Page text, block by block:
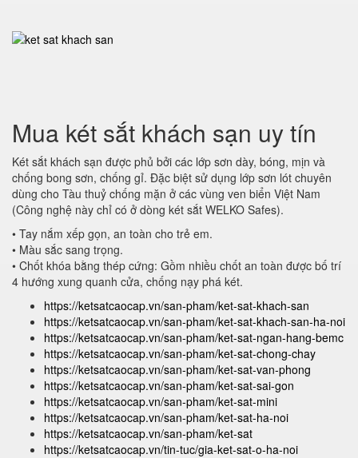
Mua két sắt khách sạn uy tín
Két sắt khách sạn được phủ bởi các lớp sơn dày, bóng, mịn và
chống bong sơn, chống gỉ. Đặc biệt sử dụng lớp sơn lót chuyên
dùng cho Tàu thuỷ chống mặn ở các vùng ven biển Việt Nam
(Công nghệ này chỉ có ở dòng két sắt WELKO Safes).
• Tay nắm xếp gọn, an toàn cho trẻ em.
• Màu sắc sang trọng.
• Chốt khóa bằng thép cứng: Gồm nhiều chốt an toàn được bố trí
4 hướng xung quanh cửa, chống nạy phá két.
https://ketsatcaocap.vn/san-pham/ket-sat-khach-san
https://ketsatcaocap.vn/san-pham/ket-sat-khach-san-ha-noi
https://ketsatcaocap.vn/san-pham/ket-sat-ngan-hang-bemc
https://ketsatcaocap.vn/san-pham/ket-sat-chong-chay
https://ketsatcaocap.vn/san-pham/ket-sat-van-phong
https://ketsatcaocap.vn/san-pham/ket-sat-sai-gon
https://ketsatcaocap.vn/san-pham/ket-sat-mini
https://ketsatcaocap.vn/san-pham/ket-sat-ha-noi
https://ketsatcaocap.vn/san-pham/ket-sat
https://ketsatcaocap.vn/tin-tuc/gia-ket-sat-o-ha-noi